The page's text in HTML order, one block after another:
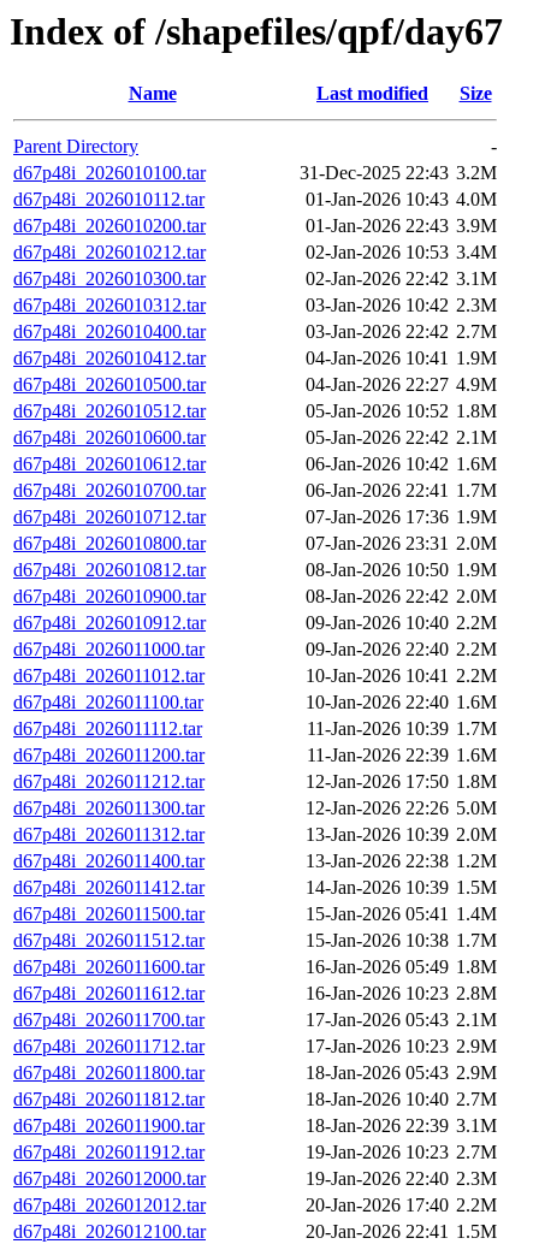
Index of /shapefiles/qpf/day67
Name Last modified Size
Parent Directory
-
d67p48i_2026010100.tar
31-Dec-2025 22:43 3.2M
d67p48i_2026010112.tar
01-Jan-2026 10:43 4.0M
d67p48i_2026010200.tar
01-Jan-2026 22:43 3.9M
d67p48i_2026010212.tar
02-Jan-2026 10:53 3.4M
d67p48i_2026010300.tar
02-Jan-2026 22:42 3.1M
d67p48i_2026010312.tar
03-Jan-2026 10:42 2.3M
d67p48i_2026010400.tar
03-Jan-2026 22:42 2.7M
d67p48i_2026010412.tar
04-Jan-2026 10:41 1.9M
d67p48i_2026010500.tar
04-Jan-2026 22:27 4.9M
d67p48i_2026010512.tar
05-Jan-2026 10:52 1.8M
d67p48i_2026010600.tar
05-Jan-2026 22:42 2.1M
d67p48i_2026010612.tar
06-Jan-2026 10:42 1.6M
d67p48i_2026010700.tar
06-Jan-2026 22:41 1.7M
d67p48i_2026010712.tar
07-Jan-2026 17:36 1.9M
d67p48i_2026010800.tar
07-Jan-2026 23:31 2.0M
d67p48i_2026010812.tar
08-Jan-2026 10:50 1.9M
d67p48i_2026010900.tar
08-Jan-2026 22:42 2.0M
d67p48i_2026010912.tar
09-Jan-2026 10:40 2.2M
d67p48i_2026011000.tar
09-Jan-2026 22:40 2.2M
d67p48i_2026011012.tar
10-Jan-2026 10:41 2.2M
d67p48i_2026011100.tar
10-Jan-2026 22:40 1.6M
d67p48i_2026011112.tar
11-Jan-2026 10:39 1.7M
d67p48i_2026011200.tar
11-Jan-2026 22:39 1.6M
d67p48i_2026011212.tar
12-Jan-2026 17:50 1.8M
d67p48i_2026011300.tar
12-Jan-2026 22:26 5.0M
d67p48i_2026011312.tar
13-Jan-2026 10:39 2.0M
d67p48i_2026011400.tar
13-Jan-2026 22:38 1.2M
d67p48i_2026011412.tar
14-Jan-2026 10:39 1.5M
d67p48i_2026011500.tar
15-Jan-2026 05:41 1.4M
d67p48i_2026011512.tar
15-Jan-2026 10:38 1.7M
d67p48i_2026011600.tar
16-Jan-2026 05:49 1.8M
d67p48i_2026011612.tar
16-Jan-2026 10:23 2.8M
d67p48i_2026011700.tar
17-Jan-2026 05:43 2.1M
d67p48i_2026011712.tar
17-Jan-2026 10:23 2.9M
d67p48i_2026011800.tar
18-Jan-2026 05:43 2.9M
d67p48i_2026011812.tar
18-Jan-2026 10:40 2.7M
d67p48i_2026011900.tar
18-Jan-2026 22:39 3.1M
d67p48i_2026011912.tar
19-Jan-2026 10:23 2.7M
d67p48i_2026012000.tar
19-Jan-2026 22:40 2.3M
d67p48i_2026012012.tar
20-Jan-2026 17:40 2.2M
d67p48i_2026012100.tar
20-Jan-2026 22:41 1.5M